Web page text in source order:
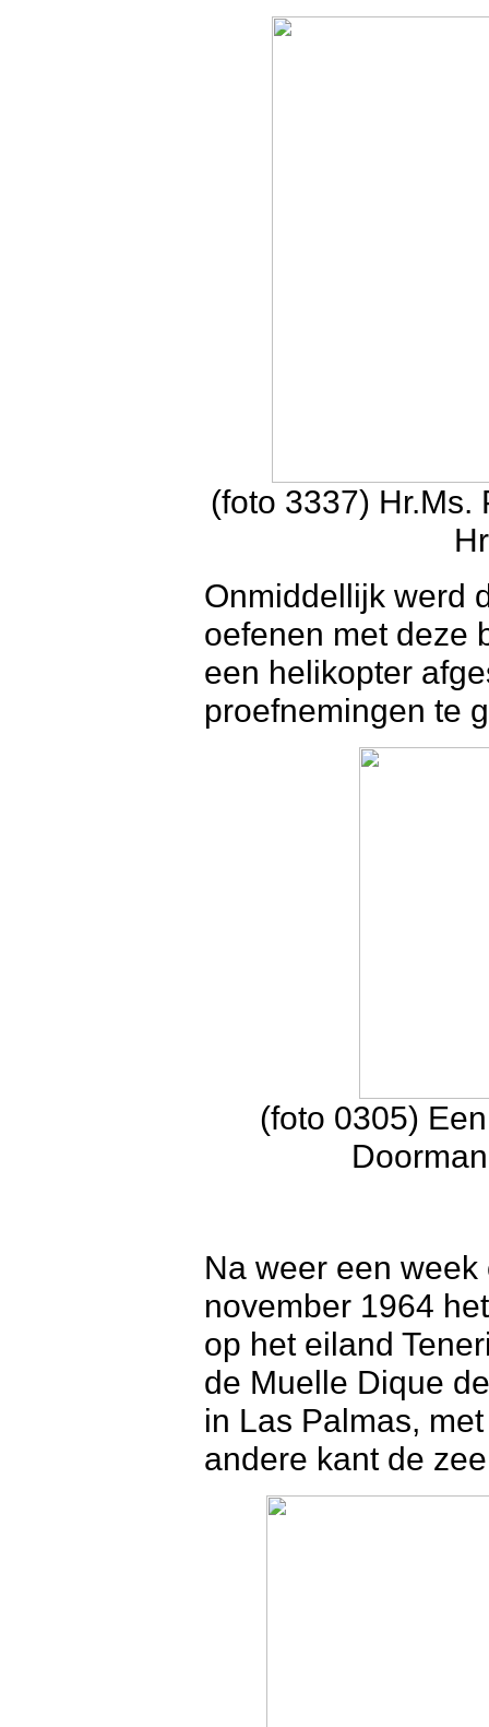
(foto 3337) Hr.Ms.
Onmiddellijk werd
oefenen met deze
een helikopter
proefnemingen te
(foto 0305)
Na weer een
november 1964
op het eiland
de Muelle Dique
in Las Palmas,
andere kant de